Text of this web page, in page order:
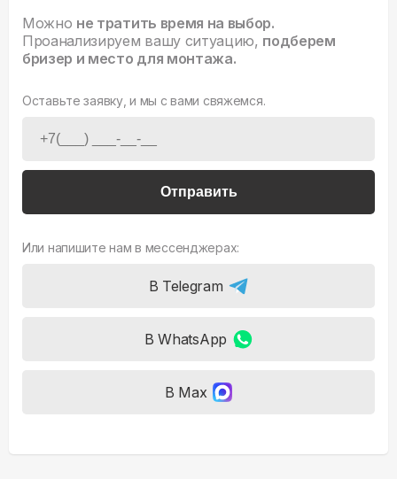
Можно не тратить время на выбор.
Проанализируем вашу ситуацию, подберем
бризер и место для монтажа.
Оставьте заявку, и мы с вами свяжемся.
Отправить
Или напишите нам в мессенджерах:
В Telegram
В WhatsApp
В Max